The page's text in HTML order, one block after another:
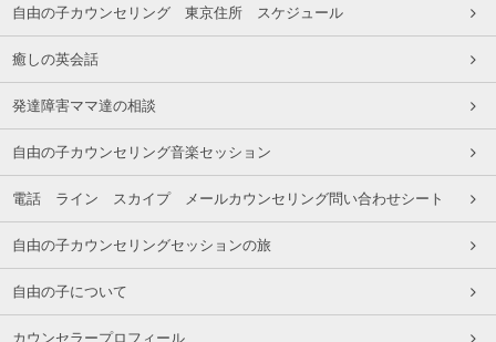
自由の子カウンセリング 東京住所 スケジュール
癒しの英会話
発達障害ママ達の相談
自由の子カウンセリング音楽セッション
電話 ライン スカイプ メールカウンセリング問い合わせシート
自由の子カウンセリングセッションの旅
自由の子について
カウンセラープロフィール